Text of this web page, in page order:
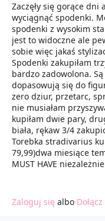
Zaczęły się gorące dni
wyciągnąć spodenki.
spodenki z wysokim
jest to widoczne ale
sobie więc jakaś
Spodenki zakupiłam
bardzo zadowolona.
dopasowują się do
zero dziur, przetarc,
nie musiałam
kupiłam dwie pary,
biała, rękaw 3/4
Torebka stradivarius
79,99)dwa miesiące
MUST HAVE
Zaloguj się albo